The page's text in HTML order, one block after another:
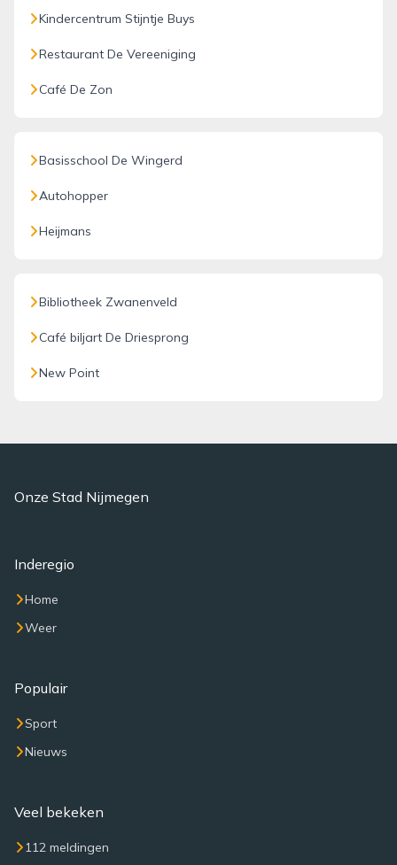
Kindercentrum Stijntje Buys
Restaurant De Vereeniging
Café De Zon
Basisschool De Wingerd
Autohopper
Heijmans
Bibliotheek Zwanenveld
Café biljart De Driesprong
New Point
Onze Stad Nijmegen
Inderegio
Home
Weer
Populair
Sport
Nieuws
Veel bekeken
112 meldingen